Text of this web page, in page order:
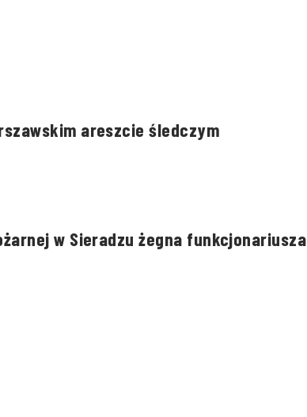
areszcie śledczym
w Sieradzu żegna funkcjonariusza